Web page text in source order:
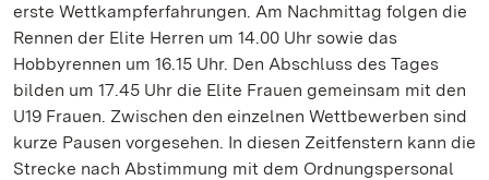
erste Wettkampferfahrungen. Am Nachmittag folgen die
Rennen der Elite Herren um 14.00 Uhr sowie das
Hobbyrennen um 16.15 Uhr. Den Abschluss des Tages
bilden um 17.45 Uhr die Elite Frauen gemeinsam mit den
U19 Frauen. Zwischen den einzelnen Wettbewerben sind
kurze Pausen vorgesehen. In diesen Zeitfenstern kann die
Strecke nach Abstimmung mit dem Ordnungspersonal